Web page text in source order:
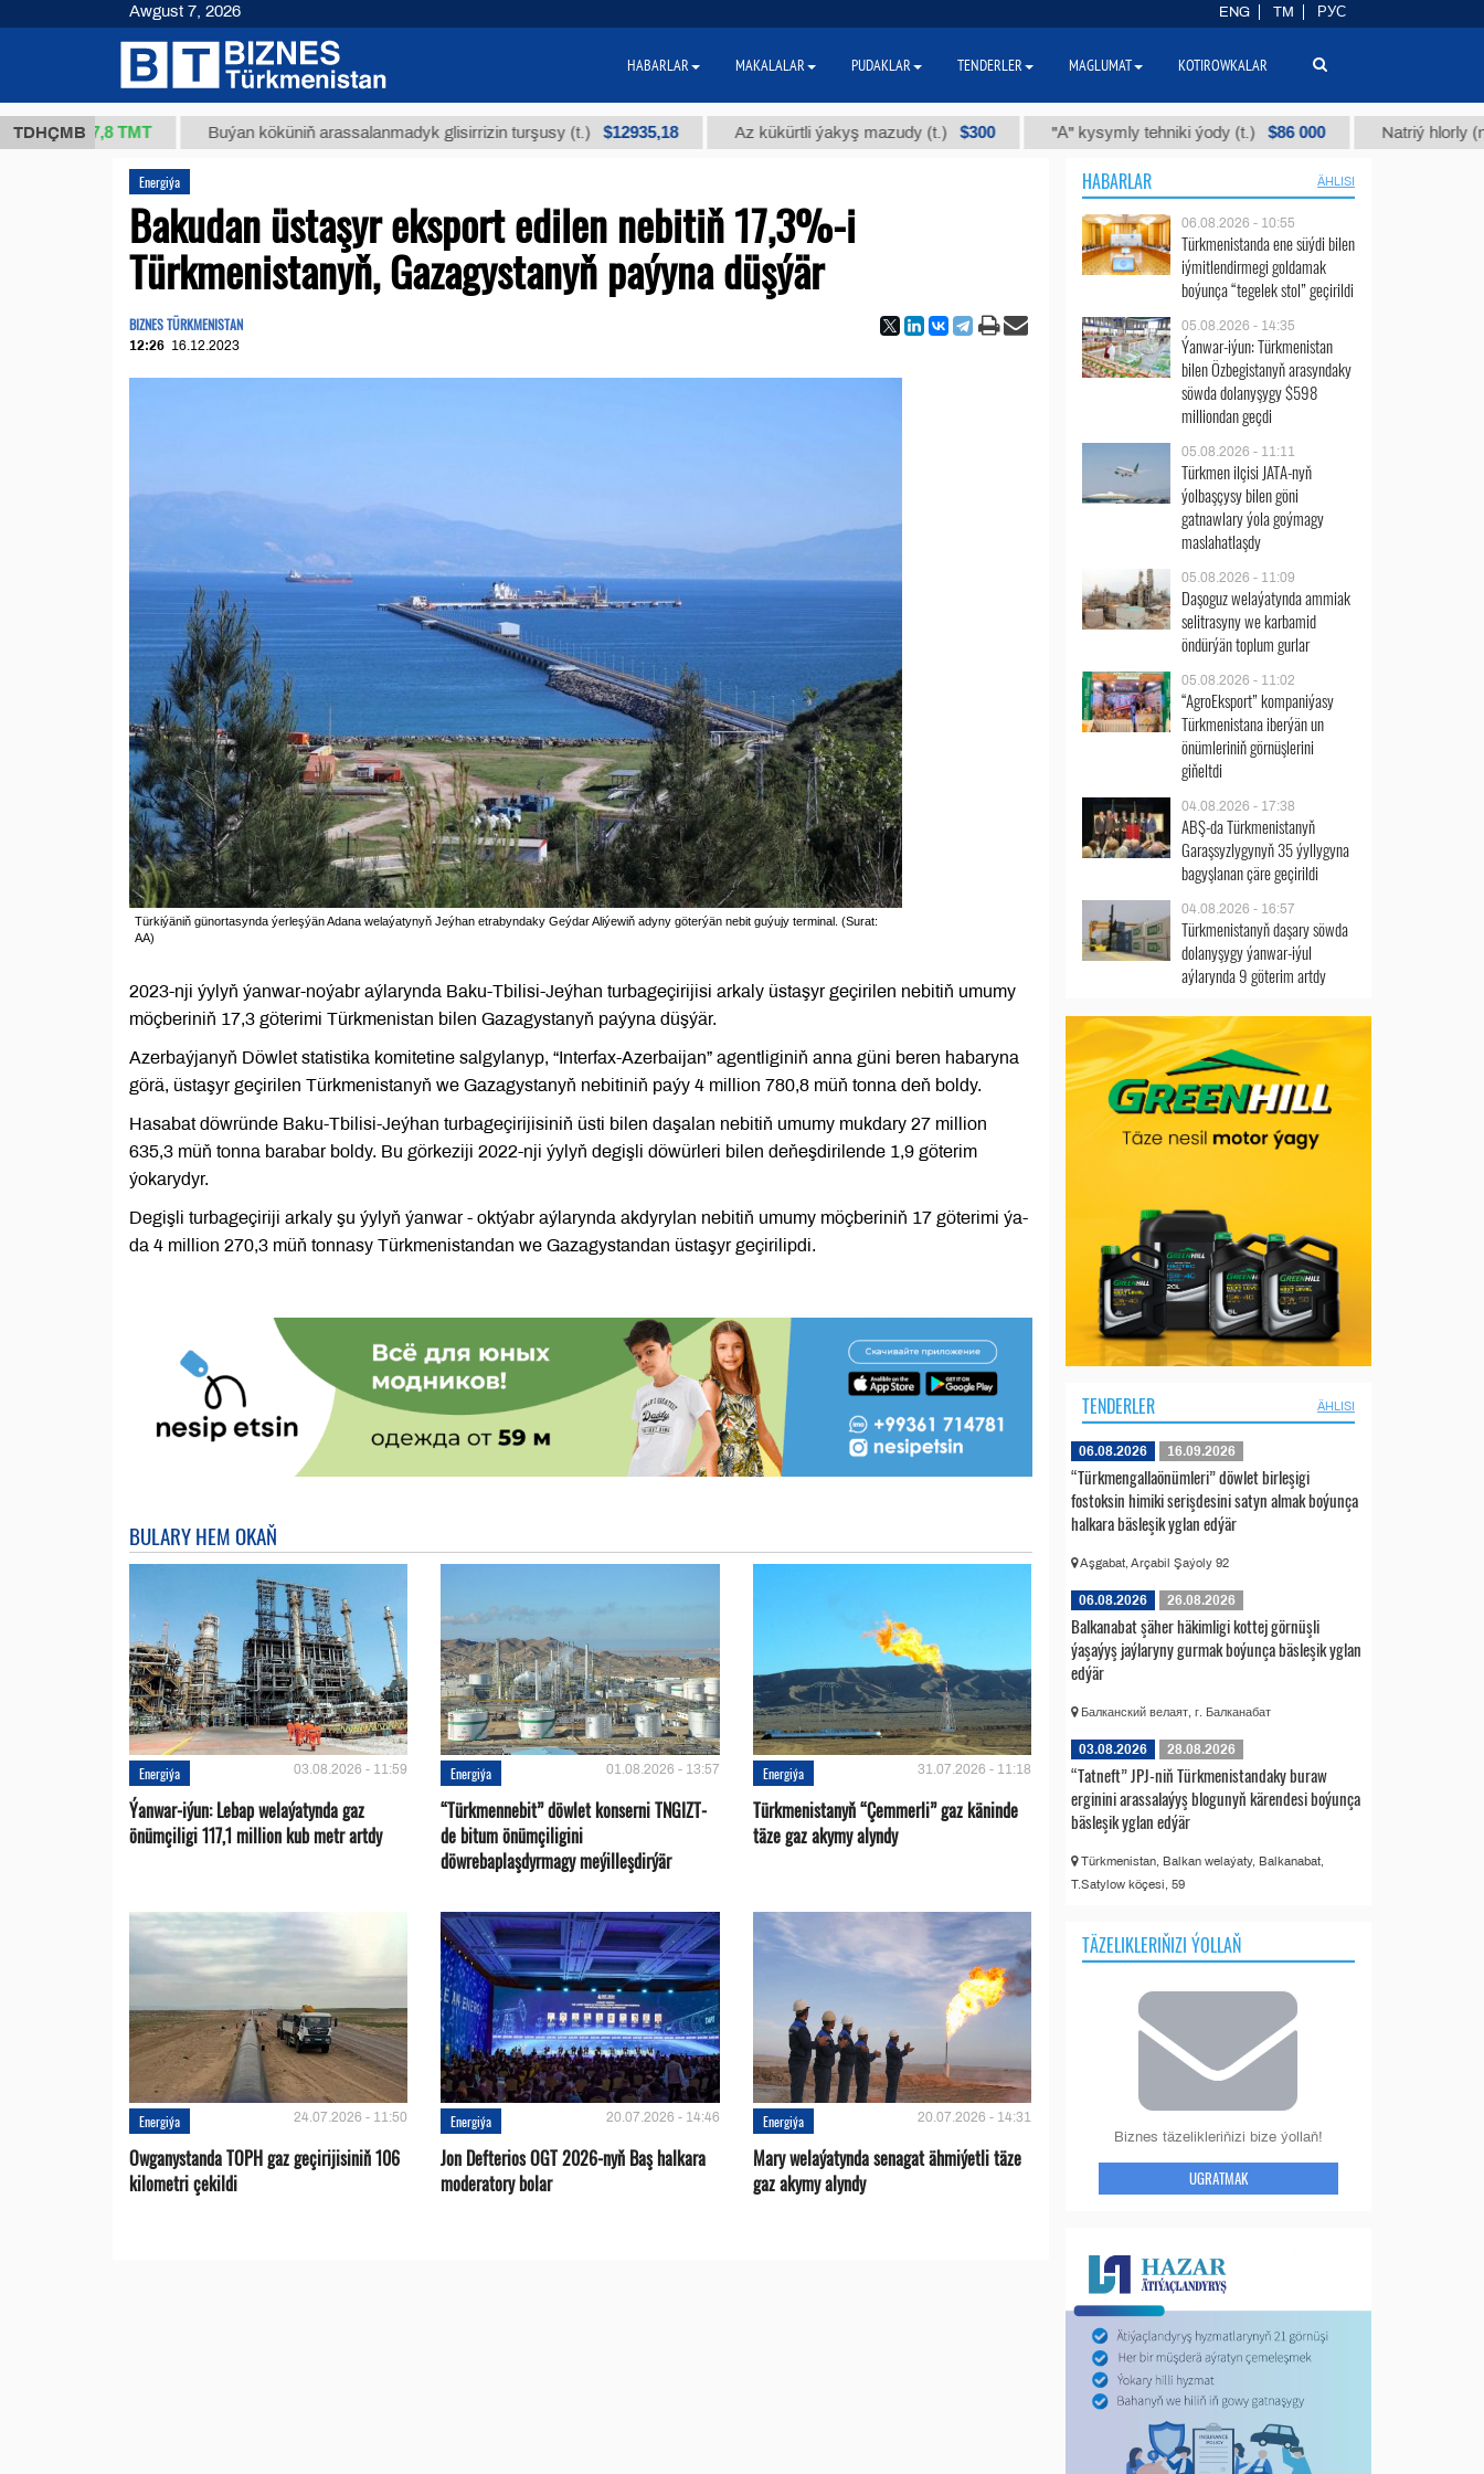
TDHÇMB
37,8 ТМТ Buýan köküniň arassalanmadyk glisirrizin turşusy (t.) $12935,18 Az kükürtli ýakyş mazudy (t.) $300 "А" kysymly tehniki ýody (t.) $86 000 Natriý hlorly (nahar
Energiýa
Bakudan üstaşyr eksport edilen nebitiň 17,3%-i
Türkmenistanyň, Gazagystanyň paýyna düşýär
BIZNES TÜRKMENISTAN
12:26 16.12.2023
Türkiýäniň günortasynda ýerleşýän Adana welaýatynyň Jeýhan etrabyndaky Geýdar Aliýewiň adyny göterýän nebit guýujy terminal. (Surat:
AA)
2023-nji ýylyň ýanwar-noýabr aýlarynda Baku-Tbilisi-Jeýhan turbageçirijisi arkaly üstaşyr geçirilen nebitiň umumy
möçberiniň 17,3 göterimi Türkmenistan bilen Gazagystanyň paýyna düşýär.
Azerbaýjanyň Döwlet statistika komitetine salgylanyp, “Interfax-Azerbaijan” agentliginiň anna güni beren habaryna
görä, üstaşyr geçirilen Türkmenistanyň we Gazagystanyň nebitiniň paýy 4 million 780,8 müň tonna deň boldy.
Hasabat döwründe Baku-Tbilisi-Jeýhan turbageçirijisiniň üsti bilen daşalan nebitiň umumy mukdary 27 million
635,3 müň tonna barabar boldy. Bu görkeziji 2022-nji ýylyň degişli döwürleri bilen deňeşdirilende 1,9 göterim
ýokarydyr.
Degişli turbageçiriji arkaly şu ýylyň ýanwar - oktýabr aýlarynda akdyrylan nebitiň umumy möçberiniň 17 göterimi ýa-
da 4 million 270,3 müň tonnasy Türkmenistandan we Gazagystandan üstaşyr geçirilipdi.
BULARY HEM OKAŇ
Energiýa 03.08.2026 - 11:59
Ýanwar-iýun: Lebap welaýatynda gaz
önümçiligi 117,1 million kub metr artdy
Energiýa 01.08.2026 - 13:57
“Türkmennebit” döwlet konserni TNGIZT-
de bitum önümçiligini
döwrebaplaşdyrmagy meýilleşdirýär
Energiýa 31.07.2026 - 11:18
Türkmenistanyň “Çemmerli” gaz käninde
täze gaz akymy alyndy
Energiýa 24.07.2026 - 11:50
Owganystanda TOPH gaz geçirijisiniň 106
kilometri çekildi
Energiýa 20.07.2026 - 14:46
Jon Defterios OGT 2026-nyň Baş halkara
moderatory bolar
Energiýa 20.07.2026 - 14:31
Mary welaýatynda senagat ähmiýetli täze
gaz akymy alyndy
HABARLAR ÄHLISI
06.08.2026 - 10:55
Türkmenistanda ene süýdi bilen
iýmitlendirmegi goldamak
boýunça “tegelek stol” geçirildi
05.08.2026 - 14:35
Ýanwar-iýun: Türkmenistan
bilen Özbegistanyň arasyndaky
söwda dolanyşygy $598
milliondan geçdi
05.08.2026 - 11:11
Türkmen ilçisi JATA-nyň
ýolbaşçysy bilen göni
gatnawlary ýola goýmagy
maslahatlaşdy
05.08.2026 - 11:09
Daşoguz welaýatynda ammiak
selitrasyny we karbamid
öndürýän toplum gurlar
05.08.2026 - 11:02
“AgroEksport” kompaniýasy
Türkmenistana iberýän un
önümleriniň görnüşlerini
giňeltdi
04.08.2026 - 17:38
ABŞ-da Türkmenistanyň
Garaşsyzlygynyň 35 ýyllygyna
bagyşlanan çäre geçirildi
04.08.2026 - 16:57
Türkmenistanyň daşary söwda
dolanyşygy ýanwar-iýul
aýlarynda 9 göterim artdy
TENDERLER ÄHLISI
06.08.2026 16.09.2026
“Türkmengallaönümleri” döwlet birleşigi
fostoksin himiki serişdesini satyn almak boýunça
halkara bäsleşik yglan edýär
Aşgabat, Arçabil Şaýoly 92
06.08.2026 26.08.2026
Balkanabat şäher häkimligi kottej görnüşli
ýaşaýyş jaýlaryny gurmak boýunça bäsleşik yglan
edýär
Балканский велаят, г. Балканабат
03.08.2026 28.08.2026
“Tatneft” JPJ-niň Türkmenistandaky buraw
erginini arassalaýyş blogunyň kärendesi boýunça
bäsleşik yglan edýär
Türkmenistan, Balkan welaýaty, Balkanabat,
T.Satylow köçesi, 59
TÄZELIKLERIŇIZI ÝOLLAŇ
Biznes täzelikleriňizi bize ýollaň!
UGRATMAK
Awgust 7, 2026 ENG TM РУС
HABARLAR MAKALALAR PUDAKLAR TENDERLER MAGLUMAT KOTIROWKALAR